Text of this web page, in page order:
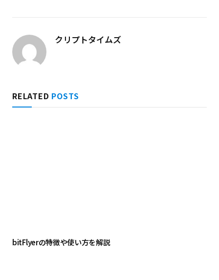
クリプトタイムズ
RELATED POSTS
bitFlyerの特徴や使い方を解説